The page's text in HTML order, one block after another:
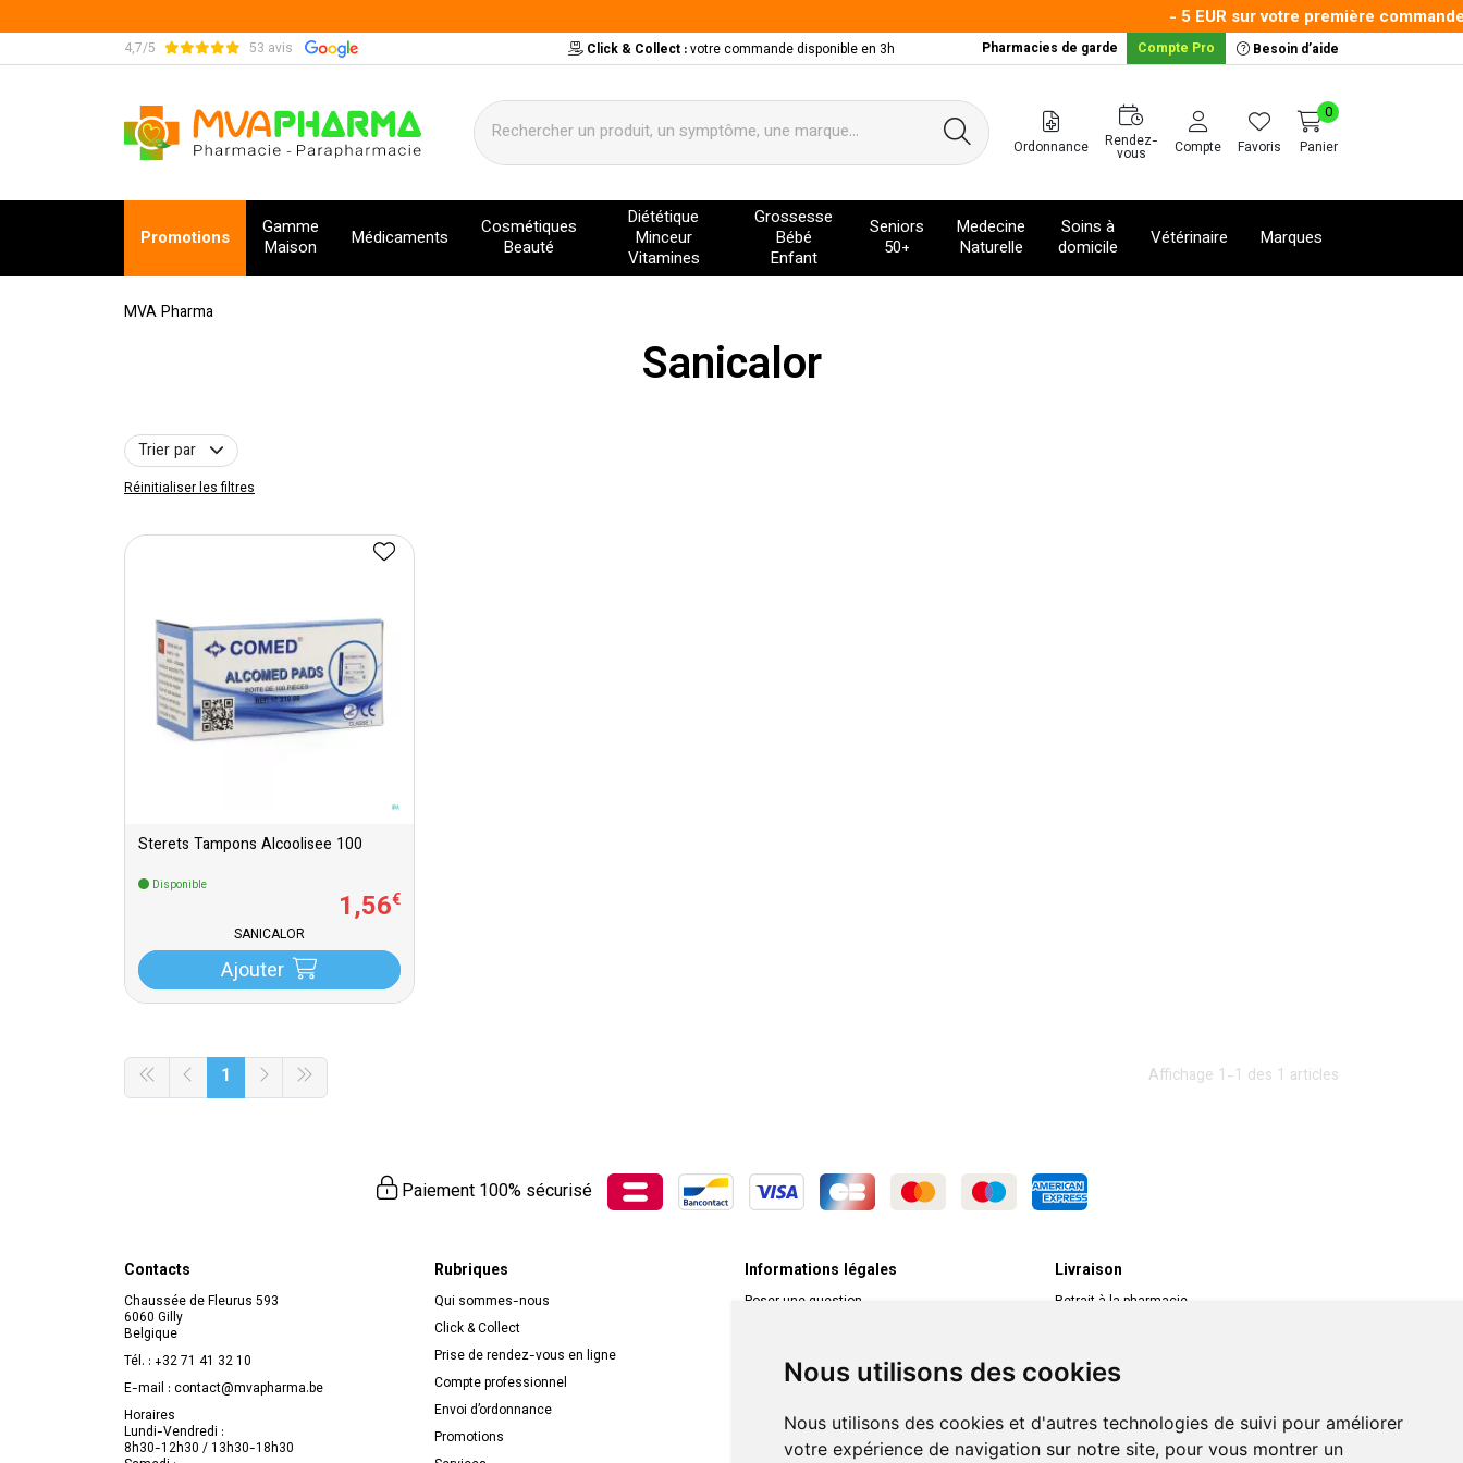
Nous utilisons des cookies
Nous utilisons des cookies et d'autres technologies de suivi pour améliorer
votre expérience de navigation sur notre site, pour vous montrer un
- 5 EUR sur votre première
4,7/5 53 avis Click & Collect :votre commande disponible en 3h Pharmacies de garde Compte Pro Besoin d’aide
MVA Pharma Votre pharmacie en ligne à votre service Ordonnance Rendez-
vous Compte Favoris Panier
0
Promotions
Gamme
Maison
Médicaments
Cosmétiques
Beauté
Diététique
Minceur
Vitamines
Grossesse
Bébé
Enfant
Seniors
50+
Medecine
Naturelle
Soins à
domicile
Vétérinaire Marques
MVA Pharma
Sanicalor
Trier par
Réinitialiser les filtres
Sterets Tampons Alcoolisee 100
Disponible
1,56€
SANICALOR
Ajouter
Affichage 1-1 des 1 articles
1
Paiement 100% sécurisé
Contacts
Chaussée de Fleurus 593
6060 Gilly
Belgique
Tél. : +32 71 41 32 10
E-mail : contact@mvapharma.be
Horaires
Lundi-Vendredi :
8h30-12h30 / 13h30-18h30
Rubriques
Qui sommes-nous
Click & Collect
Prise de rendez-vous en ligne
Compte professionnel
Envoi d’ordonnance
Promotions
Informations légales
Poser une question
Livraison
Retrait à la pharmacie
Livraison dans un Point Relais